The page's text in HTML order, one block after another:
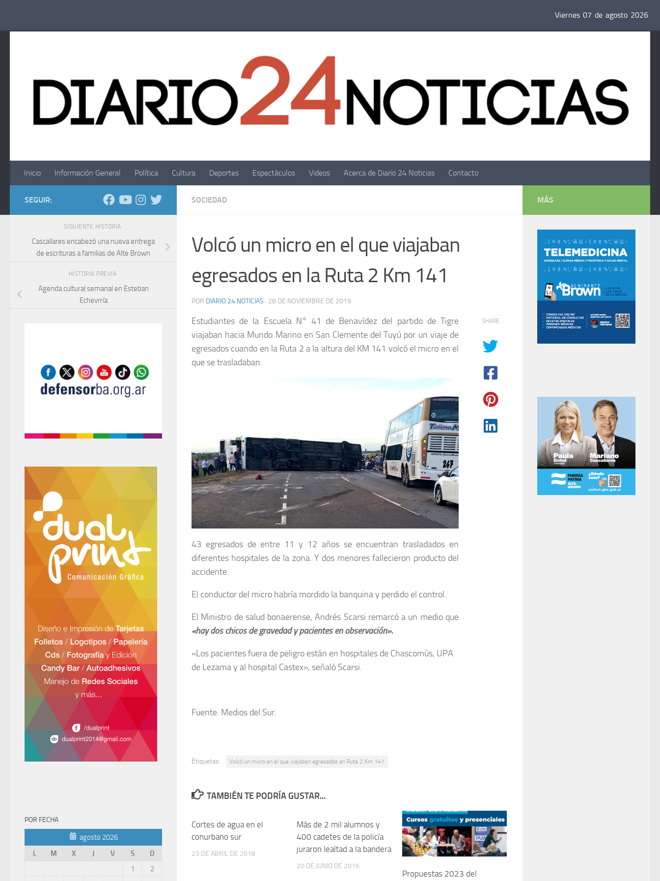
Viernes 07 de agosto 2026
Inicio Información General Política Cultura Deportes Espectáculos Videos Acerca de Diario 24 Noticias Contacto
SOCIEDAD
Volcó un micro en el que viajaban
egresados en la Ruta 2 Km 141
POR DIARIO 24 NOTICIAS · 28 DE NOVIEMBRE DE 2019
Estudiantes de la Escuela N° 41 de Benavídez del partido de Tigre
viajaban hacia Mundo Marino en San Clemente del Tuyú por un viaje de
egresados cuando en la Ruta 2 a la altura del KM 141 volcó el micro en el
que se trasladaban.
43 egresados de entre 11 y 12 años se encuentran trasladados en
diferentes hospitales de la zona. Y dos menores fallecieron producto del
accidente.
El conductor del micro habría mordido la banquina y perdido el control.
El Ministro de salud bonaerense, Andrés Scarsi remarcó a un medio que
«hay dos chicos de gravedad y pacientes en observación».
«Los pacientes fuera de peligro están en hospitales de Chascomús, UPA
de Lezama y al hospital Castex», señaló Scarsi.
Fuente: Medios del Sur.
SHARE
Etiquetas: Volcó un micro en el que viajaban egresados en Ruta 2 Km 141
TAMBIÉN TE PODRÍA GUSTAR...
Cortes de agua en el
conurbano sur
23 DE ABRIL DE 2018
Más de 2 mil alumnos y
400 cadetes de la policía
juraron lealtad a la bandera
20 DE JUNIO DE 2016
Propuestas 2023 del
SEGUIR:
SIGUIENTE HISTORIA
Cascallares encabezó una nueva entrega
de escrituras a familias de Alte Brown
HISTORIA PREVIA
Agenda cultural semanal en Esteban
Echevrría
POR FECHA
agosto 2026
L
M X J V S
D
1
2
MÁS